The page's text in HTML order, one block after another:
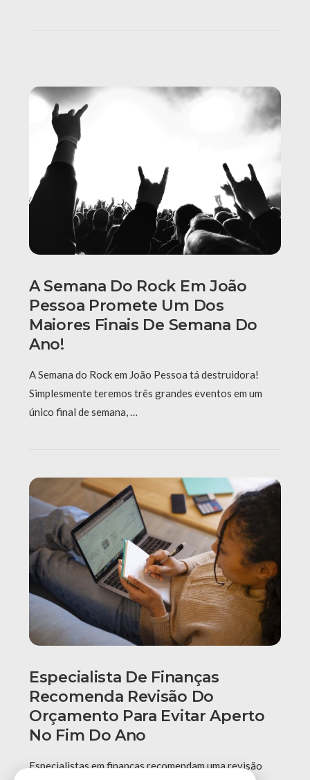
A Semana Do Rock Em João
Pessoa Promete Um Dos
Maiores Finais De Semana Do
Ano!
A Semana do Rock em João Pessoa tá destruidora!
Simplesmente teremos três grandes eventos em um
único final de semana, …
Especialista De Finanças
Recomenda Revisão Do
Orçamento Para Evitar Aperto
No Fim Do Ano
Especialistas em finanças recomendam uma revisão